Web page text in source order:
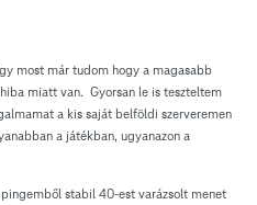
most már tudom hogy a magasabb
miatt van. Gyorsan le is teszteltem
a kis saját belföldi szerveremen
a játékban, ugyanazon a
stabil 40-est varázsolt menet